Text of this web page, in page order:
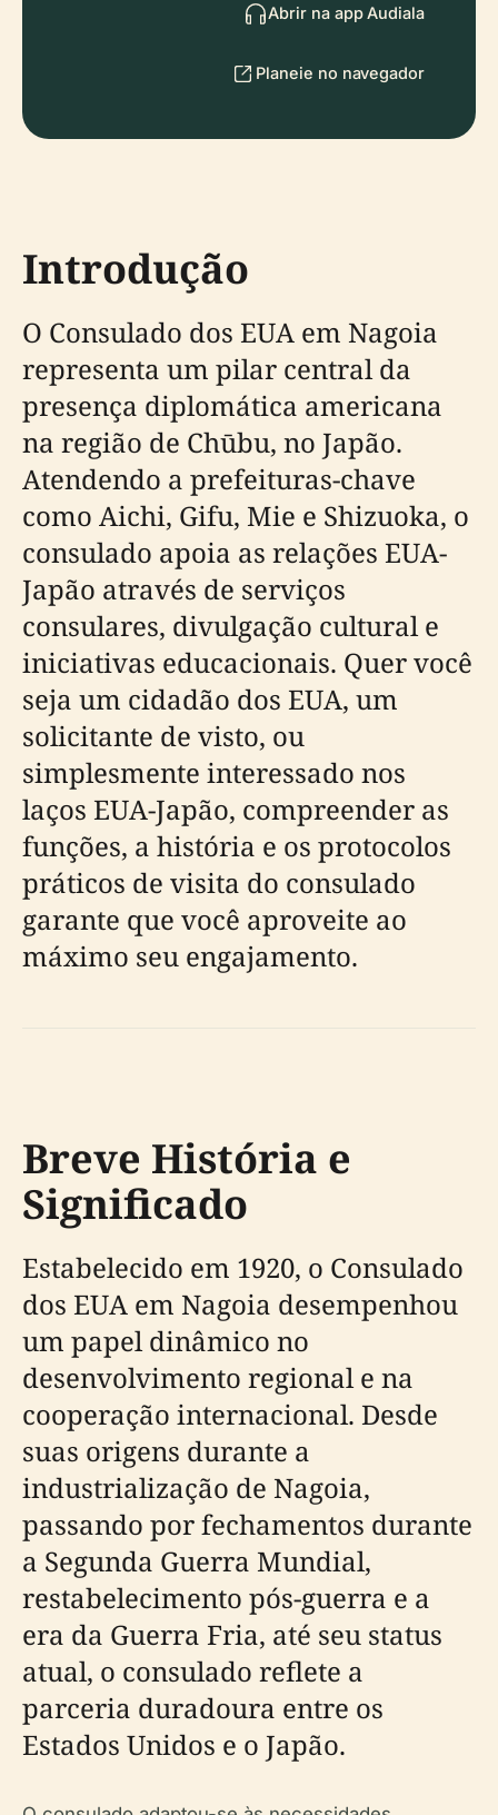
Abrir na app Audiala
Planeie no navegador
Introdução
O Consulado dos EUA em Nagoia
representa um pilar central da
presença diplomática americana
na região de Chūbu, no Japão.
Atendendo a prefeituras-chave
como Aichi, Gifu, Mie e Shizuoka, o
consulado apoia as relações EUA-
Japão através de serviços
consulares, divulgação cultural e
iniciativas educacionais. Quer você
seja um cidadão dos EUA, um
solicitante de visto, ou
simplesmente interessado nos
laços EUA-Japão, compreender as
funções, a história e os protocolos
práticos de visita do consulado
garante que você aproveite ao
máximo seu engajamento.
Breve História e
Significado
Estabelecido em 1920, o Consulado
dos EUA em Nagoia desempenhou
um papel dinâmico no
desenvolvimento regional e na
cooperação internacional. Desde
suas origens durante a
industrialização de Nagoia,
passando por fechamentos durante
a Segunda Guerra Mundial,
restabelecimento pós-guerra e a
era da Guerra Fria, até seu status
atual, o consulado reflete a
parceria duradoura entre os
Estados Unidos e o Japão.